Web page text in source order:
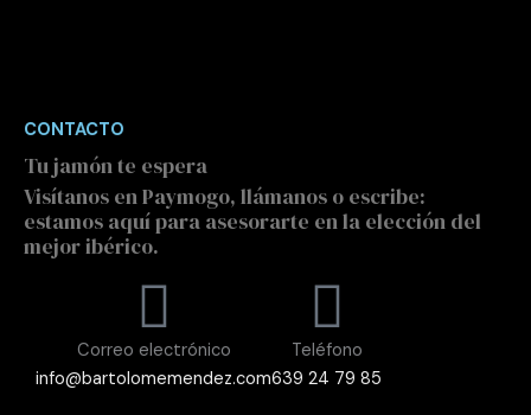
CONTACTO
Tu jamón te espera
Visítanos en Paymogo, llámanos o escribe:
estamos aquí para asesorarte en la elección del
mejor ibérico.
Correo electrónico
info@bartolomemendez.com
Teléfono
639 24 79 85